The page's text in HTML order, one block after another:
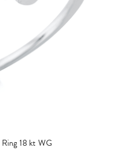
Ring 18 kt WG